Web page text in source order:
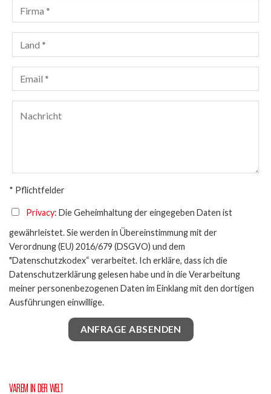
* Pflichtfelder
Privacy: Die Geheimhaltung der eingegeben Daten ist
gewährleistet. Sie werden in Übereinstimmung mit der
Verordnung (EU) 2016/679 (DSGVO) und dem
"Datenschutzkodex“ verarbeitet. Ich erkläre, dass ich die
Datenschutzerklärung gelesen habe und in die Verarbeitung
meiner personenbezogenen Daten im Einklang mit den dortigen
Ausführungen einwillige.
VAREM IN DER WELT